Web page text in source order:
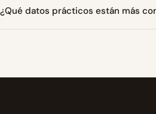
¿Qué datos prácticos están más